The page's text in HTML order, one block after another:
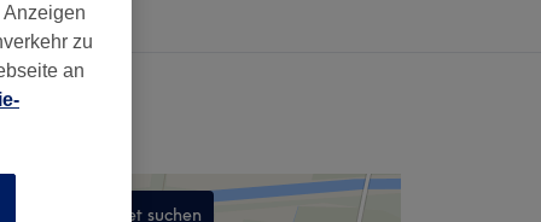
In diesem Gebiet suchen
zu
an